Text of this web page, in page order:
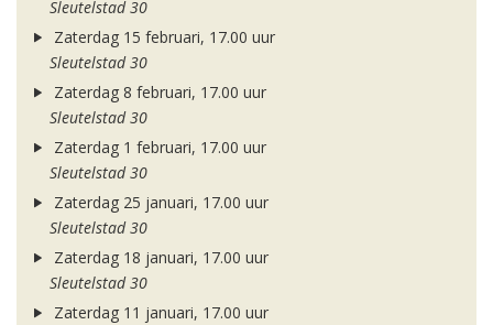
Sleutelstad 30
Zaterdag 15 februari, 17.00 uur
Sleutelstad 30
Zaterdag 8 februari, 17.00 uur
Sleutelstad 30
Zaterdag 1 februari, 17.00 uur
Sleutelstad 30
Zaterdag 25 januari, 17.00 uur
Sleutelstad 30
Zaterdag 18 januari, 17.00 uur
Sleutelstad 30
Zaterdag 11 januari, 17.00 uur